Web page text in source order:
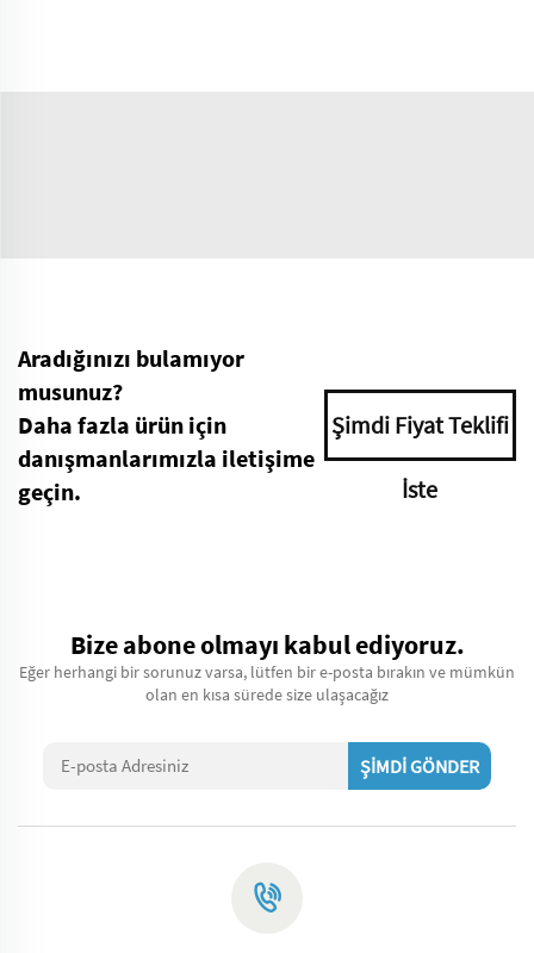
Aradığınızı bulamıyor
musunuz?
Daha fazla ürün için
danışmanlarımızla iletişime
geçin.
Şimdi Fiyat Teklifi
İste
Bize abone olmayı kabul ediyoruz.
Eğer herhangi bir sorunuz varsa, lütfen bir e-posta bırakın ve mümkün
olan en kısa sürede size ulaşacağız
ŞİMDİ GÖNDER